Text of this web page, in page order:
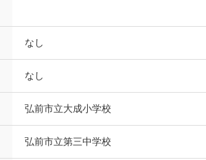
なし
なし
弘前市立大成小学校
弘前市立第三中学校